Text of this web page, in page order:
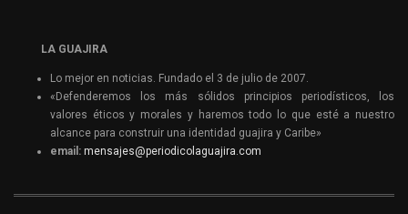
LA GUAJIRA
Lo mejor en noticias. Fundado el 3 de julio de 2007.
«Defenderemos los más sólidos principios periodísticos, los
valores éticos y morales y haremos todo lo que esté a nuestro
alcance para construir una identidad guajira y Caribe»
email: mensajes@periodicolaguajira.com